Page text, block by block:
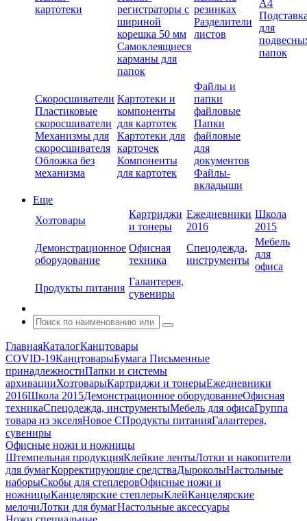
картотеки
регистраторы с
шириной
корешка 50 мм
Самоклеящиеся
карманы для
папок
резинках
Разделители
листов
А4
для
папок
Скоросшиватели
Пластиковые
скоросшиватели
Механизмы для
скоросшивателя
Обложка без
механизма
Картотеки и
компоненты
для картотек
Картотеки для
карточек
Компоненты
для картотек
Файлы и
папки
файловые
Папки
файловые
для
документов
Файлы-
вкладыши
Еще
Хозтовары
Картриджи
и тонеры
Ежедневники
2016
Школа
2015
Демонстрационное
оборудование
Офисная
техника
Спецодежда,
инструменты
Мебель
для
офиса
Продукты питания
Галантерея,
сувениры
ГлавнаяКаталогКанцтовары
COVID-19КанцтоварыБумага Письменные
принадлежностиПапки и системы
архивацииХозтоварыКартриджи и тонерыЕжедневники
2016Школа 2015Демонстрационное оборудованиеОфисная
техникаСпецодежда, инструментыМебель для офисаГруппа
товара из экселяНовое СПродукты питанияГалантерея,
сувениры
Офисные ножи и ножницы
Штемпельная продукцияКлейкие лентыЛотки и накопители
для бумагКорректирующие средстваДыроколыНастольные
наборыСкобы для степлеровОфисные ножи и
ножницыКанцелярские степлерыКлейКанцелярские
мелочиЛотки для бумагНастольные аксессуары